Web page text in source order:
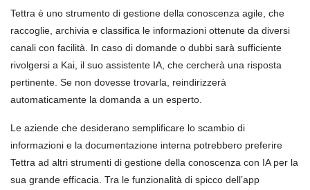
Tettra è uno strumento di gestione della conoscenza agile, che
raccoglie, archivia e classifica le informazioni ottenute da diversi
canali con facilità. In caso di domande o dubbi sarà sufficiente
rivolgersi a Kai, il suo assistente IA, che cercherà una risposta
pertinente. Se non dovesse trovarla, reindirizzerà
automaticamente la domanda a un esperto.
Le aziende che desiderano semplificare lo scambio di
informazioni e la documentazione interna potrebbero preferire
Tettra ad altri strumenti di gestione della conoscenza con IA per la
sua grande efficacia. Tra le funzionalità di spicco dell’app